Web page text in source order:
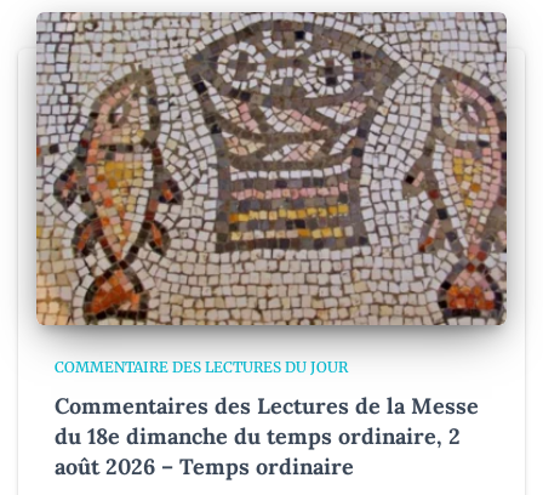
COMMENTAIRE DES LECTURES DU JOUR
Commentaires des Lectures de la Messe
du 18e dimanche du temps ordinaire, 2
août 2026 – Temps ordinaire